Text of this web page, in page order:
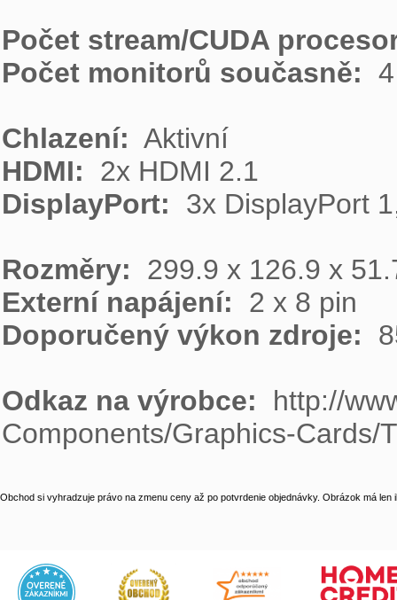
Počet stream/CUDA
Počet monitorů současně: 4
Chlazení:
HDMI:
DisplayPort:
3x DisplayPort
Rozměry:
Externí napájení:
Doporučený výkon zdroje:
Odkaz na výrobce:
http://
Components/Graphics-Cards/
Obchod si vyhradzuje právo na zmenu ceny až po potvrdenie objednávky. Obrázok má len